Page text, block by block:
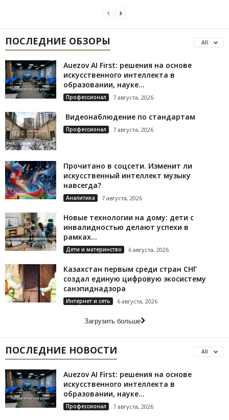
ПОСЛЕДНИЕ ОБЗОРЫ All
Auezov AI First: решения на основе
искусственного интеллекта в
образовании, науке...
Профессионал 7 августа, 2026
Видеонаблюдение по стандартам
Профессионал 7 августа, 2026
Прочитано в соцсети. Изменит ли
искусственный интеллект музыку
навсегда?
Аналитика 7 августа, 2026
Новые технологии на дому: дети с
инвалидностью делают успехи в
рамках...
Дети и материнство 6 августа, 2026
Казахстан первым среди стран СНГ
создал единую цифровую экосистему
санэпиднадзора
Интернет и сеть 6 августа, 2026
Загрузить больше
ПОСЛЕДНИЕ НОВОСТИ All
Auezov AI First: решения на основе
искусственного интеллекта в
образовании, науке...
Профессионал 7 августа, 2026